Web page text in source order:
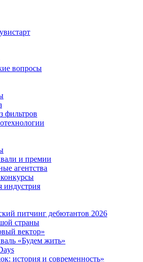
вопросы
фильтров
и премии
агентства
индустрия
питчинг дебютантов 2026
страны
вектор»
«Будем жить»
история и современность»